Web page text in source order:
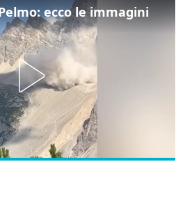
ecco le immagini